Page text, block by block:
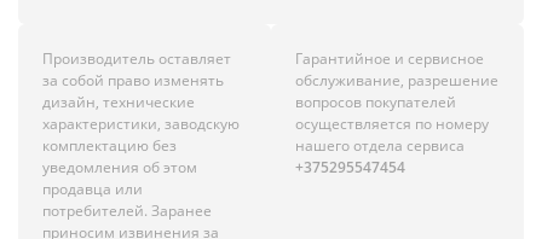
Производитель оставляет
за собой право изменять
дизайн, технические
характеристики, заводскую
комплектацию без
уведомления об этом
продавца или
потребителей. Заранее
приносим извинения за
Гарантийное и сервисное
обслуживание, разрешение
вопросов покупателей
осуществляется по номеру
нашего отдела сервиса
+375295547454